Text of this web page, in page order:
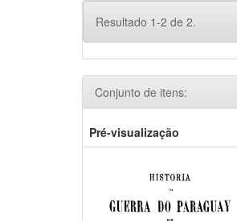
Resultado 1-2 de 2.
Conjunto de itens:
Pré-visualização